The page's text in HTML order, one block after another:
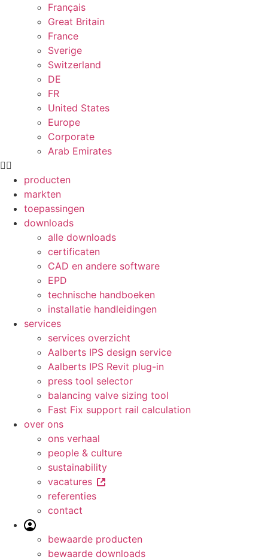
Français
Great Britain
France
Sverige
Switzerland
DE
FR
United States
Europe
Corporate
Arab Emirates
producten
markten
toepassingen
downloads
alle downloads
certificaten
CAD en andere software
EPD
technische handboeken
installatie handleidingen
services
services overzicht
Aalberts IPS design service
Aalberts IPS Revit plug-in
press tool selector
balancing valve sizing tool
Fast Fix support rail calculation
over ons
ons verhaal
people & culture
sustainability
vacatures
referenties
contact
bewaarde producten
bewaarde downloads